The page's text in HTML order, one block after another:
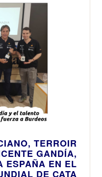
TERROIR
GANDÍA,
ESPAÑA EN EL
DE CATA